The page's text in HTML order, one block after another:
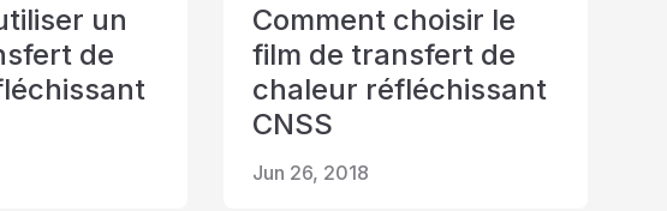
un
de
Comment choisir le
film de transfert de
chaleur réfléchissant
CNSS
Jun 26, 2018